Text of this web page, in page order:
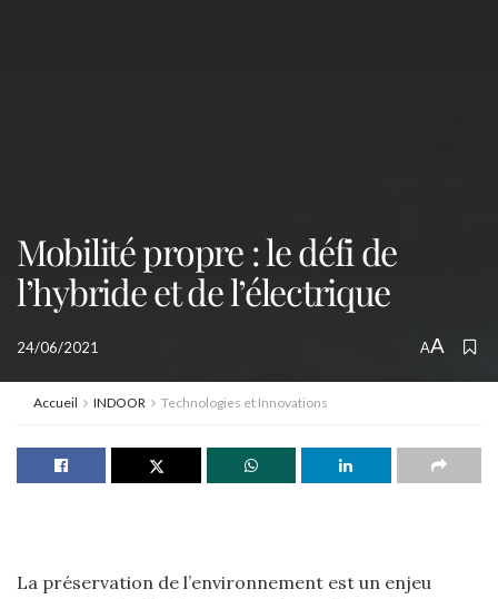
Mobilité propre : le défi de
l’hybride et de l’électrique
24/06/2021 AA
Accueil INDOOR Technologies et Innovations
La préservation de l’environnement est un enjeu